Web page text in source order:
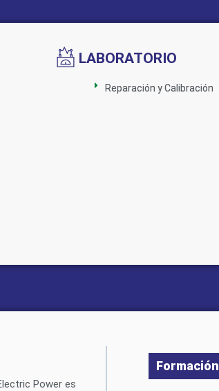
LABORATORIO
Reparación y Calibración
Power es
Formación